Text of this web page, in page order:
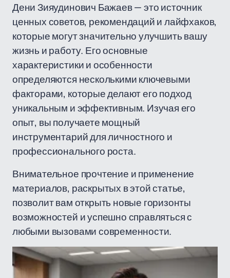
Дени Зияудинович Бажаев — это источник
ценных советов, рекомендаций и лайфхаков,
которые могут значительно улучшить вашу
жизнь и работу. Его основные
характеристики и особенности
определяются несколькими ключевыми
факторами, которые делают его подход
уникальным и эффективным. Изучая его
опыт, вы получаете мощный
инструментарий для личностного и
профессионального роста.
Внимательное прочтение и применение
материалов, раскрытых в этой статье,
позволит вам открыть новые горизонты
возможностей и успешно справляться с
любыми вызовами современности.